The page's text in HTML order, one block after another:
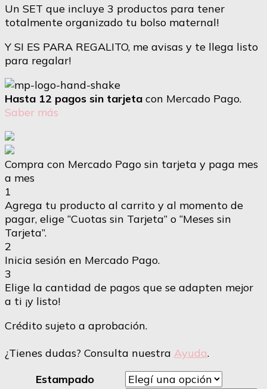
$64.850,00
hasta
$78.850,00
Un SET que incluye 3 productos para tener
totalmente organizado tu bolso maternal!
Y SI ES PARA REGALITO, me avisas y te llega listo
para regalar!
Hasta 12 pagos sin tarjeta con Mercado Pago.
Saber más
Compra con Mercado Pago sin tarjeta y paga mes
a mes
1
Agrega tu producto al carrito y al momento de
pagar, elige “Cuotas sin Tarjeta” o “Meses sin
Tarjeta”.
2
Inicia sesión en Mercado Pago.
3
Elige la cantidad de pagos que se adapten mejor
a ti ¡y listo!
Crédito sujeto a aprobación.
¿Tienes dudas? Consulta nuestra Ayuda.
Estampado